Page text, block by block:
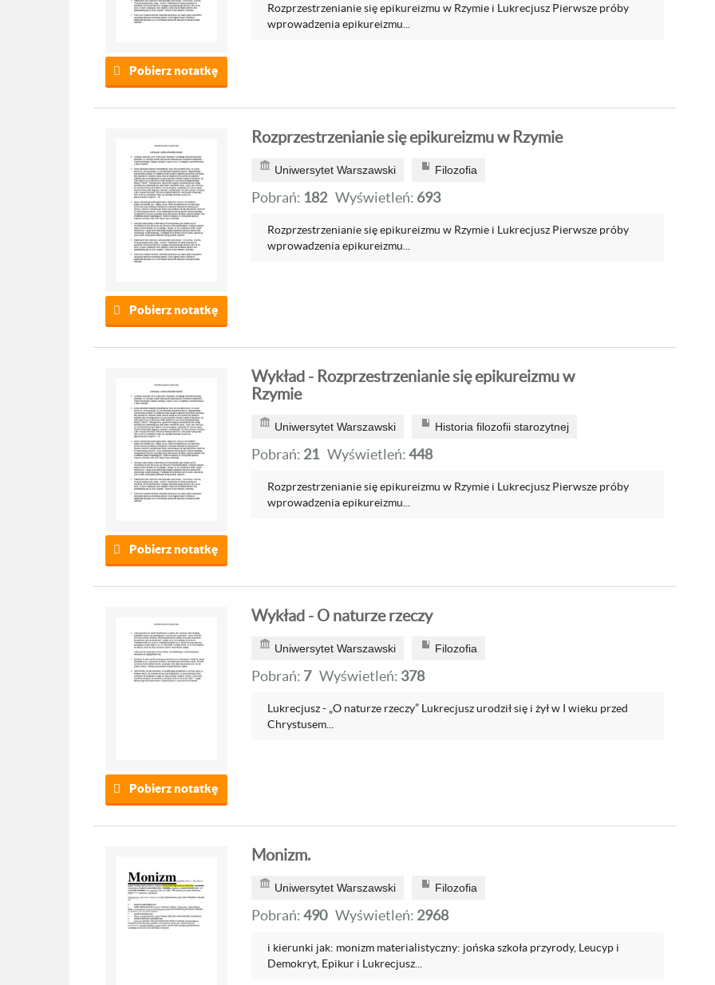
Pobierz notatkę
Rozprzestrzenianie się epikureizmu w Rzymie i Lukrecjusz Pierwsze próby
wprowadzenia epikureizmu...
Pobierz notatkę
Rozprzestrzenianie się epikureizmu w Rzymie
Uniwersytet Warszawski Filozofia
Pobrań: 182 Wyświetleń: 693
Rozprzestrzenianie się epikureizmu w Rzymie i Lukrecjusz Pierwsze próby
wprowadzenia epikureizmu...
Pobierz notatkę
Wykład - Rozprzestrzenianie się epikureizmu w
Rzymie
Uniwersytet Warszawski Historia filozofii starozytnej
Pobrań: 21 Wyświetleń:448
Rozprzestrzenianie się epikureizmu w Rzymie i Lukrecjusz Pierwsze próby
wprowadzenia epikureizmu...
Pobierz notatkę
Wykład - O naturze rzeczy
Uniwersytet Warszawski Filozofia
Pobrań: 7 Wyświetleń: 378
Lukrecjusz - „O naturze rzeczy” Lukrecjusz urodził się i żył w I wieku przed
Chrystusem...
Monizm.
Uniwersytet Warszawski Filozofia
Pobrań:490 Wyświetleń: 2968
i kierunki jak: monizm materialistyczny: jońska szkoła przyrody, Leucyp i
Demokryt, Epikur i Lukrecjusz...